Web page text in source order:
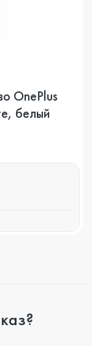
OnePlus
белый